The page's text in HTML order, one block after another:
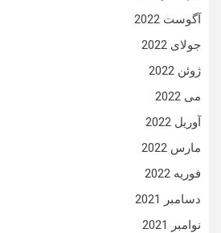
آگوست 2022
جولای 2022
ژوئن 2022
می 2022
آوریل 2022
مارس 2022
فوریه 2022
دسامبر 2021
نوامبر 2021